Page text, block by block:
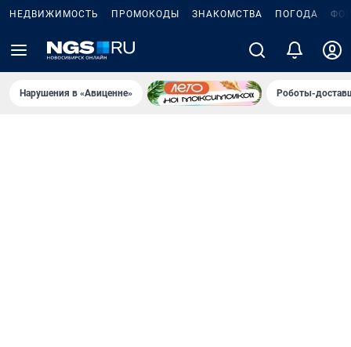
НЕДВИЖИМОСТЬ ПРОМОКОДЫ ЗНАКОМСТВА ПОГОДА
Нарушения в «Авиценне» Роботы-